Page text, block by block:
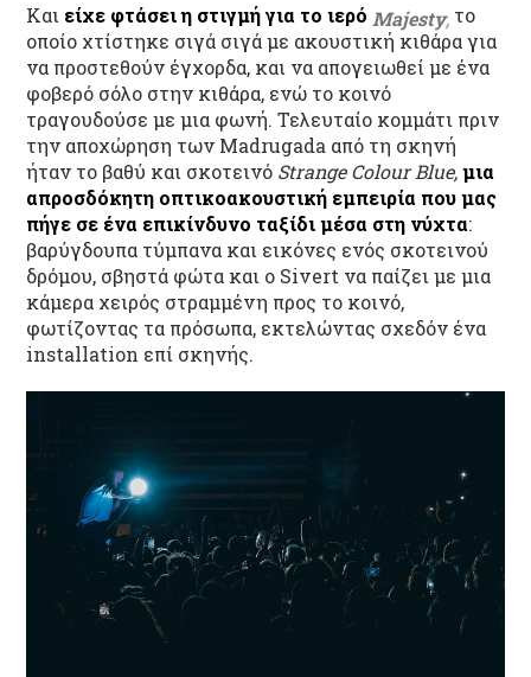
Και είχε φτάσει η στιγμή για το ιερό Majesty, το
οποίο χτίστηκε σιγά σιγά με ακουστική κιθάρα για
να προστεθούν έγχορδα, και να απογειωθεί με ένα
φοβερό σόλο στην κιθάρα, ενώ το κοινό
τραγουδούσε με μια φωνή. Τελευταίο κομμάτι πριν
την αποχώρηση των Madrugada από τη σκηνή
ήταν το βαθύ και σκοτεινό Strange Colour Blue, μια
απροσδόκητη οπτικοακουστική εμπειρία που μας
πήγε σε ένα επικίνδυνο ταξίδι μέσα στη νύχτα:
βαρύγδουπα τύμπανα και εικόνες ενός σκοτεινού
δρόμου, σβηστά φώτα και ο Sivert να παίζει με μια
κάμερα χειρός στραμμένη προς το κοινό,
φωτίζοντας τα πρόσωπα, εκτελώντας σχεδόν ένα
installation επί σκηνής.